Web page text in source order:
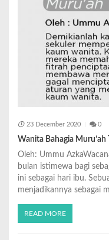
23 December 2020 0
Wanita Bahagia Muru’ah
Oleh: Ummu
bulan istimewa bagi
ini sebagai hari ibu.
menjadikannya sebagai
READ MORE